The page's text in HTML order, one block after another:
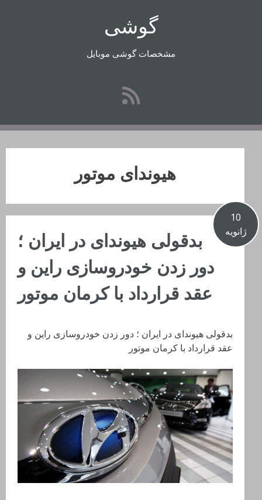
گوشی
مشخصات گوشی موبایل
هیوندای موتور
10
ژانویه
بدقولی هیوندای در ایران ؛
دور زدن خودروسازی راین و
عقد قرارداد با کرمان موتور
بدقولی هیوندای در ایران ؛ دور زدن خودروسازی راین و
عقد قرارداد با کرمان موتور